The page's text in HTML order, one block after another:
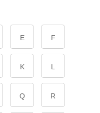
E F
K L
Q R